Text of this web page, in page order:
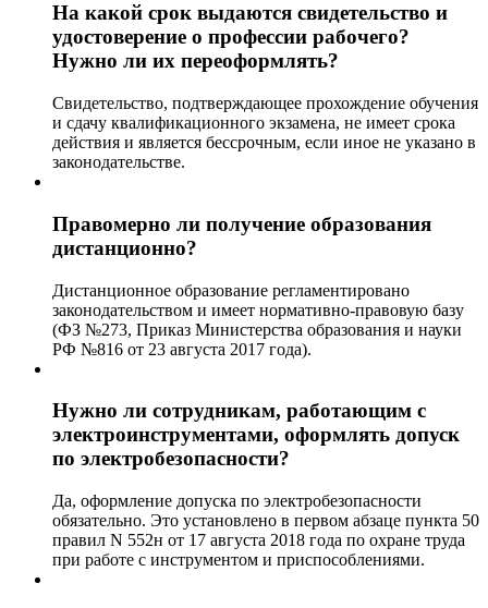
На какой срок выдаются свидетельство и
удостоверение о профессии рабочего?
Нужно ли их переоформлять?
Свидетельство, подтверждающее прохождение обучения
и сдачу квалификационного экзамена, не имеет срока
действия и является бессрочным, если иное не указано в
законодательстве.
Правомерно ли получение образования
дистанционно?
Дистанционное образование регламентировано
законодательством и имеет нормативно-правовую базу
(ФЗ №273, Приказ Министерства образования и науки
РФ №816 от 23 августа 2017 года).
Нужно ли сотрудникам, работающим с
электроинструментами, оформлять допуск
по электробезопасности?
Да, оформление допуска по электробезопасности
обязательно. Это установлено в первом абзаце пункта 50
правил N 552н от 17 августа 2018 года по охране труда
при работе с инструментом и приспособлениями.